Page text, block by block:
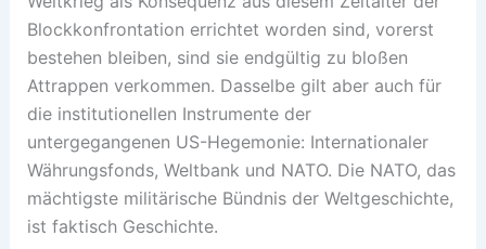
Blockkonfrontation errichtet worden sind, vorerst
bestehen bleiben, sind sie endgültig zu bloßen
Attrappen verkommen. Dasselbe gilt aber auch für
die institutionellen Instrumente der
untergegangenen US-Hegemonie: Internationaler
Währungsfonds, Weltbank und NATO. Die NATO, das
mächtigste militärische Bündnis der Weltgeschichte,
ist faktisch Geschichte.